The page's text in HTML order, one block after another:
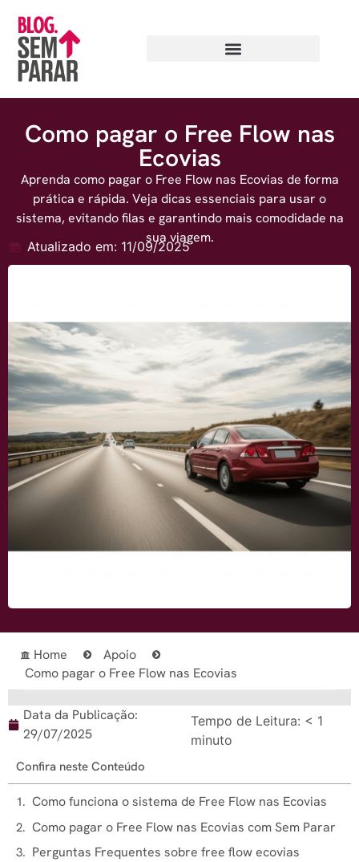
Como pagar o Free Flow nas
Ecovias
Aprenda como pagar o Free Flow nas Ecovias de forma
prática e rápida. Veja dicas essenciais para usar o
sistema, evitando filas e garantindo mais comodidade na
sua viagem.
Atualizado em: 11/09/2025
Home
Apoio
Como pagar o Free Flow nas Ecovias
Data da Publicação:
29/07/2025
Tempo de Leitura: < 1
minuto
Confira neste Conteúdo
Como funciona o sistema de Free Flow nas Ecovias
Como pagar o Free Flow nas Ecovias com Sem Parar
Perguntas Frequentes sobre free flow ecovias